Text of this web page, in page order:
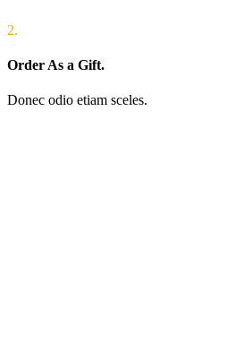
2.
Order As a Gift.
Donec odio etiam sceles.